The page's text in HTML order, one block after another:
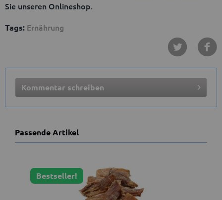
Sie unseren Onlineshop.
Tags: Ernährung
Kommentar schreiben
Passende Artikel
Bestseller!